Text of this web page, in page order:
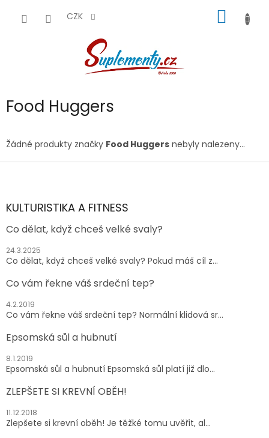
CZK
KOŠÍK
Food Huggers
Žádné produkty značky Food Huggers nebyly nalezeny...
Z
aKULTURISTIKA A FITNESS
Co dělat, když chceš velké svaly?
24.3.2025
Co dělat, když chceš velké svaly? Pokud máš cíl z...
Co vám řekne váš srdeční tep?
4.2.2019
Co vám řekne váš srdeční tep? Normální klidová sr...
Epsomská sůl a hubnutí
8.1.2019
Epsomská sůl a hubnutí Epsomská sůl platí již dlo...
ZLEPŠETE SI KREVNÍ OBĚH!
11.12.2018
Zlepšete si krevní oběh! Je těžké tomu uvěřit, al...